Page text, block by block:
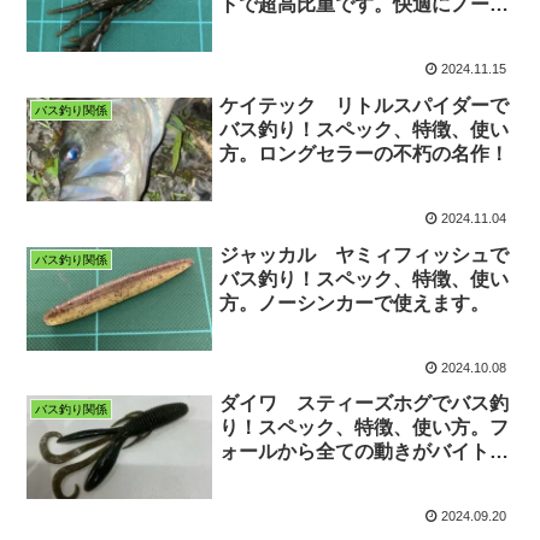
トで超高比重です。快適にノーシ
2024.11.15
バス釣り関係
ケイテック リトルスパイダーで
バス釣り！スペック、特徴、使い
方。ロングセラーの不朽の名作！
2024.11.04
バス釣り関係
ジャッカル ヤミィフィッシュで
バス釣り！スペック、特徴、使い
方。ノーシンカーで使えます。
2024.10.08
バス釣り関係
ダイワ スティーズホグでバス釣
り！スペック、特徴、使い方。フ
ォールから全ての動きがバイトチ
2024.09.20